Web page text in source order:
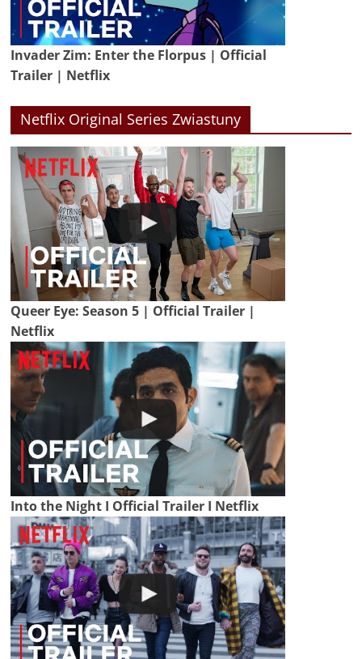
Invader Zim: Enter the Florpus | Official
Trailer | Netflix
Netflix Original Series Zwiastuny
Queer Eye: Season 5 | Official Trailer |
Netflix
Into the Night I Official Trailer I Netflix